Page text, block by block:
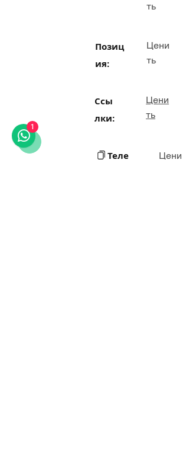
1
ть
Позиц
ия:
Цени
ть
Ссы
лки:
Цени
ть
Теле
Цени